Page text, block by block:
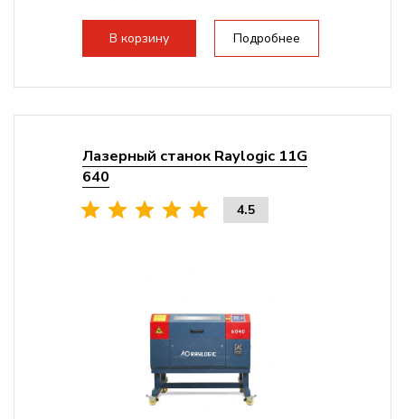
В корзину Подробнее
Лазерный станок Raylogic 11G
640
4.5